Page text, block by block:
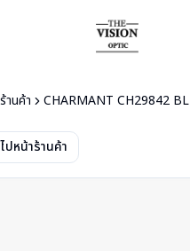
ร้านค้า CHARMANT CH29842 BL
ปหน้าร้านค้า